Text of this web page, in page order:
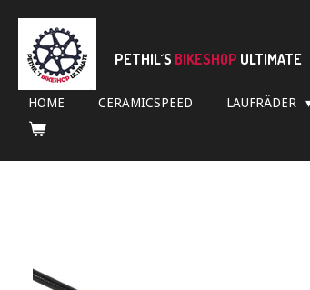
Zum
Hauptinhalt
springen
PETHIL´S BIKESHOP ULTIMATE
HOME CERAMICSPEED LAUFRÄDER